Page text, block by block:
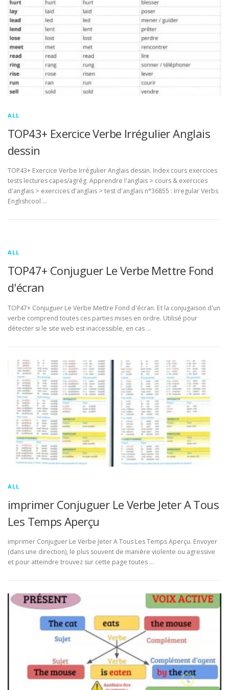
ALL
TOP43+ Exercice Verbe Irrégulier Anglais
dessin
TOP43+ Exercice Verbe Irrégulier Anglais dessin. Index cours exercices
tests lectures capes/agrég. Apprendre l'anglais > cours & exercices
d'anglais > exercices d'anglais > test d'anglais n°36855 : Irregular Verbs
Englishcool …
ALL
TOP47+ Conjuguer Le Verbe Mettre Fond
d'écran
TOP47+ Conjuguer Le Verbe Mettre Fond d'écran. Et la conjugaison d'un
verbe comprend toutes ces parties mises en ordre. Utilisé pour
détecter si le site web est inaccessible, en cas …
ALL
imprimer Conjuguer Le Verbe Jeter A Tous
Les Temps Aperçu
imprimer Conjuguer Le Verbe Jeter A Tous Les Temps Aperçu. Envoyer
(dans une direction), le plus souvent de manière violente ou agressive
et pour atteindre trouvez sur cette page toutes …